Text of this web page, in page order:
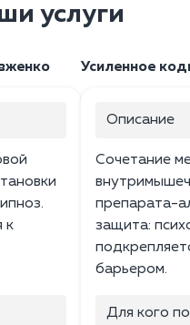
услуги
к
Усиленное
Описание
Сочетание
препарата-
защита:
барьером.
Для кого